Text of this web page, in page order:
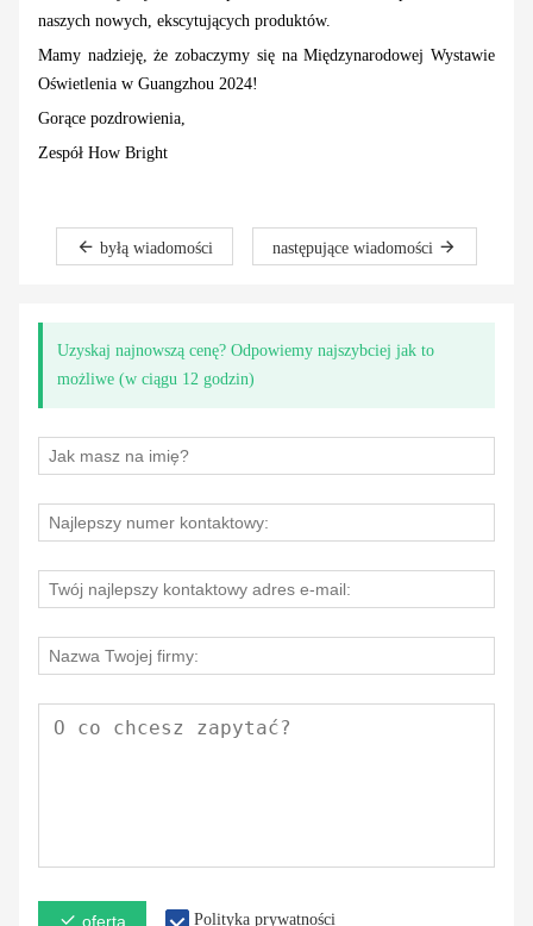
naszych nowych, ekscytujących produktów.
Mamy nadzieję, że zobaczymy się na Międzynarodowej Wystawie
Oświetlenia w Guangzhou 2024!
Gorące pozdrowienia,
Zespół How Bright
byłą wiadomości następujące wiadomości
Uzyskaj najnowszą cenę? Odpowiemy najszybciej jak to
możliwe (w ciągu 12 godzin)
oferta Polityka prywatności